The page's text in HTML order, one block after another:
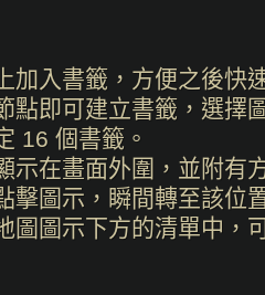
加入書籤，方便之後快
點即可建立書籤，選擇
16 個書籤。
示在畫面外圍，並附有
擊圖示，瞬間轉至該位
圖圖示下方的清單中，